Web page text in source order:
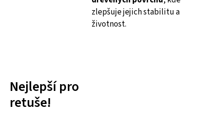
zlepšuje jejich stabilitu a
životnost.
Nejlepší pro
retuše!